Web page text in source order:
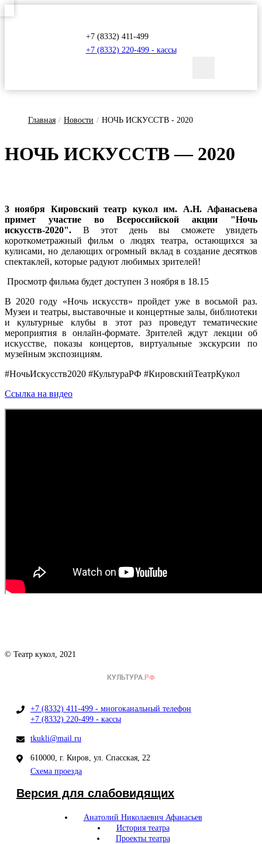
+7 (8332) 411-499
+7 (8332) 220-499 - кассы
Главная / Новости / НОЧЬ ИСКУССТВ - 2020
НОЧЬ ИС­КУССТВ — 2020
3 ноября Кировский театр кукол им. А.Н. Афанасьева
примет участие во Всероссийской акции "Ночь
искусств-2020". В этот день вы сможете увидеть
короткометражный фильм о людях театра, остающихся за
кулисами, но делающих огромный вклад в создание десятков
спектаклей, которые радуют любимых зрителей!
Просмотр фильма будет доступен 3 ноября в 18.15
В 2020 году «Ночь искусств» пройдет уже в восьмой раз.
Музеи и театры, выставочные и концертные залы, библиотеки
и культурные клубы в этот раз проведут тематические
мероприятия в онлайн-формате. Зрителей ждут лекции об
искусстве, показы концертов, виртуальные экскурсии по
музейным экспозициям.
#НочьИскусств2020 #КультураРФ #КировскийТеатрКукол
Ссылка на видео
© Театр кукол, 2021
+7 (8332) 411-499 - многоканальный телефон
+7 (8332) 220-499 - кассы
tkukli@mail.ru
610000, г. Киров, ул. Спасская, 22
Схема проезда
Версия для слабовидящих
Анатолий Николаевич Афанасьев
История театра
Проекты театра